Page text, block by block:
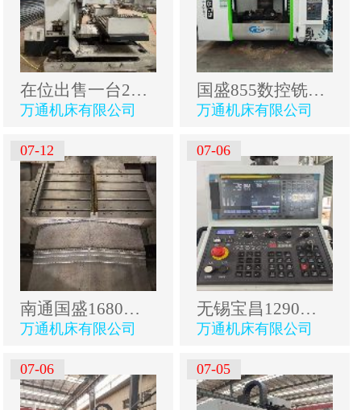
在位出售一台2005年产北一714数控铣，机床几乎未用，.
万通机床有限公司
国盛855数控铣，两线一硬，发那科MF系统，BT40罗毅主.
万通机床有限公司
07-12
南通国盛1680数控铣床重型倒T结构床身.两线一硬导轨发.
万通机床有限公司
07-06
无锡宝昌1290粗框机三轴硬轨，导轨雪亮发那科0i-MFplu.
万通机床有限公司
07-06 07-05